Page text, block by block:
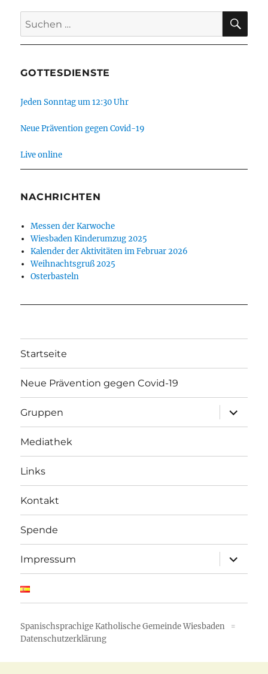
nach:
GOTTESDIENSTE
Jeden Sonntag um 12:30 Uhr
Neue Prävention gegen Covid-19
Live online
NACHRICHTEN
Messen der Karwoche
Wiesbaden Kinderumzug 2025
Kalender der Aktivitäten im Februar 2026
Weihnachtsgruß 2025
Osterbasteln
Startseite
Neue Prävention gegen Covid-19
Gruppen
öffnen
Mediathek
Links
Kontakt
Spende
Impressum
öffnen
Spanischsprachige Katholische Gemeinde Wiesbaden
Datenschutzerklärung